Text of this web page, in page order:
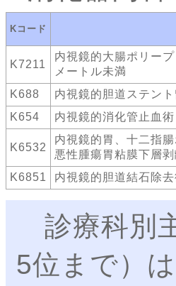
Kコード
K7211
内視鏡的大腸ポリー
メートル未満
K688
内視鏡的胆道ステン
K654
内視鏡的消化管止血術
K6532
内視鏡的胃、十二指
悪性腫瘍胃粘膜下層
K6851
内視鏡的胆道結石除
診療科別
5位まで）